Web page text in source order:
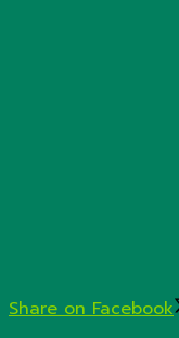
Share on Facebook